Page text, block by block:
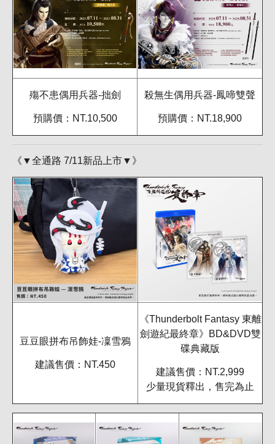
殤不患偶用兵器-拙劍
預購價：NT.10,500
殺無生偶用兵器-鳳啼雙聲
預購價：NT.18,900
《▼全通路 7/11新品上市▼》
豆豆眼拼布吊飾娃-凜雪鴉
建議售價：NT.450
《Thunderbolt Fantasy 東離
劍遊紀最終章》BD&DVD雙
碟典藏版
建議售價：NT.2,999
少量現貨釋出，售完為止